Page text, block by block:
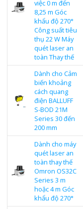
việc 0 m đến
8,25 m Góc
khẩu độ 270°
Công suất tiêu
thụ 22 W Máy
quét laser an
toàn Thay thế
Dành cho Cảm
biến khoảng
cách quang
điện BALLUFF
S-BOD 21M
Series 30 đến
200 mm
Dành cho máy
quét laser an
toàn thay thế
Omron OS32C
Series 3 m
hoặc 4 m Góc
khẩu độ 270°